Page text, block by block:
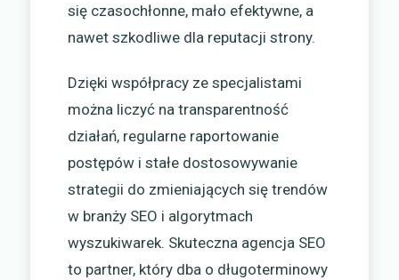
się czasochłonne, mało efektywne, a
nawet szkodliwe dla reputacji strony.
Dzięki współpracy ze specjalistami
można liczyć na transparentność
działań, regularne raportowanie
postępów i stałe dostosowywanie
strategii do zmieniających się trendów
w branży SEO i algorytmach
wyszukiwarek. Skuteczna agencja SEO
to partner, który dba o długoterminowy